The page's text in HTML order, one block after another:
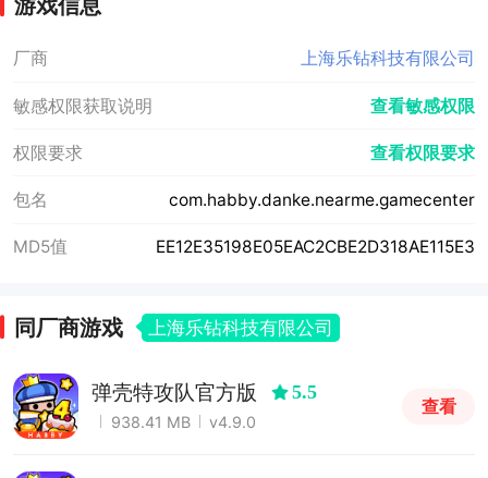
厂商 上海乐钻科技有限公司
敏感权限获取说明 查看敏感权限
权限要求 查看权限要求
包名 com.habby.danke.nearme.gamecenter
MD5值 EE12E35198E05EAC2CBE2D318AE115E3
同厂商游戏 上海乐钻科技有限公司
弹壳特攻队官方版 5.5
938.41 MB v4.9.0
查看